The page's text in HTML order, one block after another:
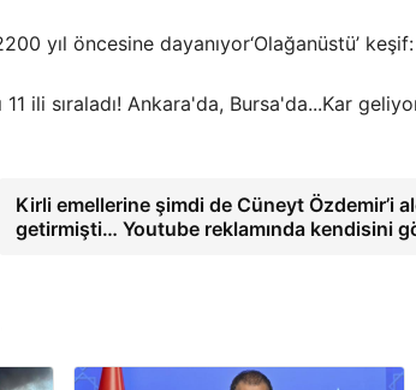
‘Olağanüstü’
Kar
Kirli emellerine şimdi de Cüneyt Özdemir’i
getirmişti… Youtube reklamında kendisini